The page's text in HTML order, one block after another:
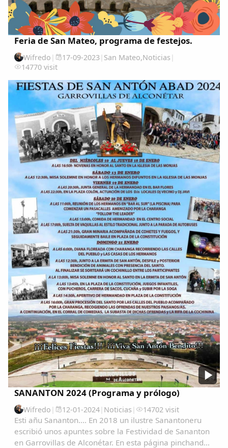
Feria de San Mateo, programa de festejos.
Wifredo | 17-09-2023| San Mateo,Noticias |
14770 visit
SANANTON 2024 (Programa y prólogo)
Wifredo | 12-01-2024| Noticias | 14702 visit
Esti añu Sananton.... En 2018 un ilustre Sanantoneru
escribió unos apuntes sobre la Festividad de Sananton
en Garrovillas de Alconétar. En esta página pinchando